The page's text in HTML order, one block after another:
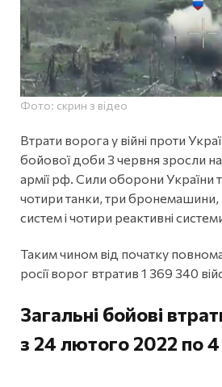
Фото: скрин з відео
Втрати ворога у війні проти
бойової доби 3 червня зросли
армії рф. Сили оборони
чотири танки, три бронемашини,
систем і чотири реактивні
Таким чином від початку
росії ворог втратив 1 369 340
Загальні бойові
з 24 лютого 2022 по